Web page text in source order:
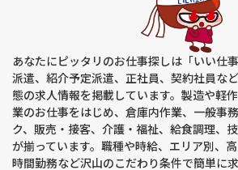
ご本人からの求めにより、当社が保有する
する開示、利用目的の通知、内容の訂正
用停止、消去および第三者提供の停止(以
応じます。開示等に応ずる窓口は、下記「
扱いに関する苦情、相談等のお問い合わせ
さい。
(８)本人が容易に認識できない方法による
クッキーやウェブビーコン等を用いるな
認識できない方法による個人情報の取得
あなたにピッタリのお仕事探しは「いい仕
派遣、紹介予定派遣、正社員、契約社員な
態の求人情報を掲載しています。製造や軽
業のお仕事をはじめ、倉庫内作業、一般事
ク、販売・接客、介護・福祉、給食調理、
が揃っています。職種や時給、エリア別、
時間勤務など沢山のこだわり条件で簡単に